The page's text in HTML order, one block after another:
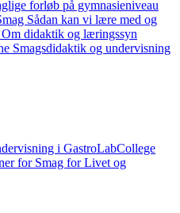
forløb på gymnasieniveau
Sådan kan vi lære med og
Om didaktik og læringssyn
Smagsdidaktik og undervisning
i GastroLabCollege
for Smag for Livet og